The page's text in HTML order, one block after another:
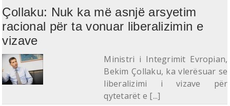
Çollaku: Nuk ka më asnjë arsyetim
racional për ta vonuar liberalizimin e
vizave
​Ministri i Integrimit Evropian,
Bekim Çollaku, ka vlerësuar se
liberalizimi i vizave për
qytetarët e [...]